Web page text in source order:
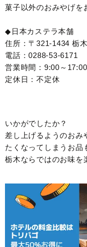
菓子以外のおみやげを
◆日本カステラ本舗
住所：〒321-1434 栃
電話：0288-53-6171
営業時間：9:00～17:00
定休日：不定休
いかがでしたか？
差し上げるようのおみ
たくなってしまうお品
栃木ならではのお味